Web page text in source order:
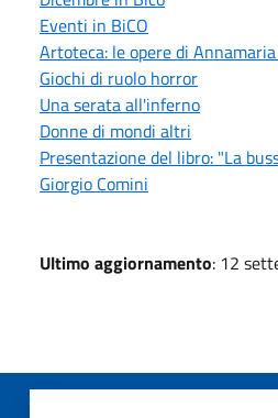
Eventi in BiCO
Artoteca: le opere di
Giochi di ruolo horror
Una serata all'inferno
Donne di mondi altri
Presentazione del libro: "La
Giorgio Comini
Ultimo aggiornamento: 12